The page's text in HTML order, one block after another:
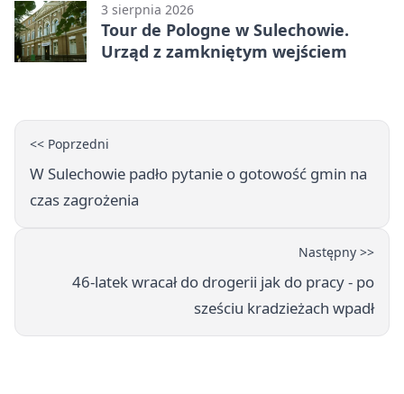
3 sierpnia 2026
Tour de Pologne w Sulechowie.
Urząd z zamkniętym wejściem
<< Poprzedni
W Sulechowie padło pytanie o gotowość gmin na
czas zagrożenia
Następny >>
46-latek wracał do drogerii jak do pracy - po
sześciu kradzieżach wpadł